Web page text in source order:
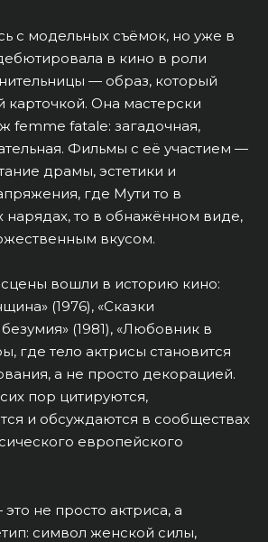
с модельных съёмок, но уже в
в кино в роли
— образ, который
карточкой. Она мастерски
femme fatale: загадочная,
Фильмы с её участием —
драмы, эстетики и
где Мути то в
нарядах, то в обнажённом виде,
вкусом.
вошли в историю кино:
(1976), «Сказки
(1981), «Любовник в
где тело актрисы становится
а не просто декорацией.
пор цитируются,
и обсуждаются в сообществах
европейского
не просто актриса, а
символ женской силы,